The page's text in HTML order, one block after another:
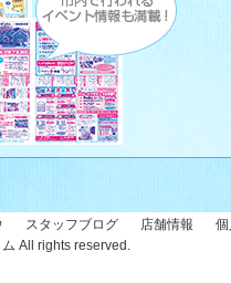
スタッフブログ 店舗情報
All rights reserved.